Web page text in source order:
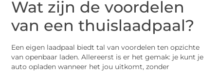
Wat zijn de voordelen
van een thuislaadpaal?
Een eigen laadpaal biedt tal van voordelen ten opzichte
van openbaar laden. Allereerst is er het gemak: je kunt je
auto opladen wanneer het jou uitkomt, zonder